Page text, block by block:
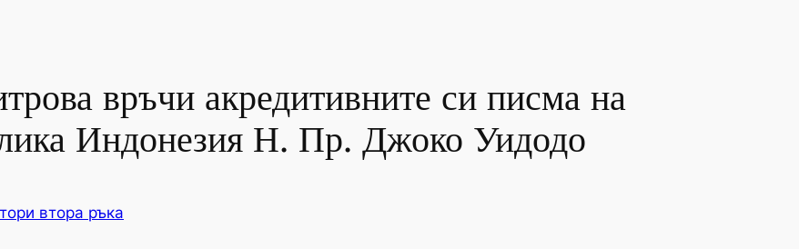
връчи акредитивните си писма на
Индонезия Н. Пр. Джоко Уидодо
втора ръка